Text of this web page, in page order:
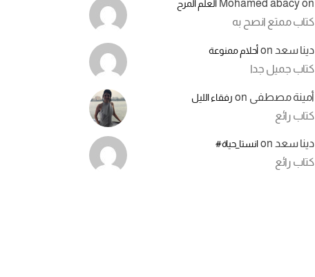
Mohamed abacyon العلم المرح
كتاب ممتع انصح به
دينا سعد onأحلام ممنوعة
كتاب جميل جدا
أمينة مصطفى on رفقاء الليل
كتاب رائع
دينا سعد onانستا_حياة#
كتاب رائع